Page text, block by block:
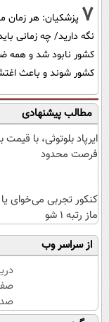
7 پزشکیان: هر زمان
نگه دارید/ چه زمانی
کشور نابود شد و همه
کشور شوند و باعث
مطالب پیشنهادی
ایرپاد بلوتوثی، با قیمت
فرصت محدود
کنکور تجربی می‌خوای
ماز رتبه 1 شو
از سراسر وب
صد